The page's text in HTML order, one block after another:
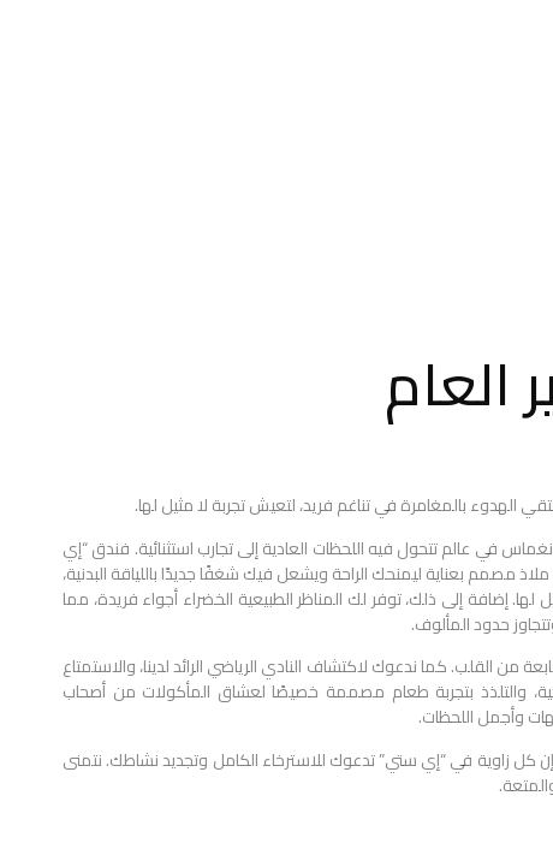
العام
الهدوء بالمغامرة في تناغم فريد، لتعيش تجربة لا مثيل لها.
في عالم تتحول فيه اللحظات العادية إلى تجارب استثنائية. فندق “إي
مصمم بعناية ليمنحك الراحة ويشعل فيك شغفًا جديدًا باللياقة البدنية،
لها. إضافة إلى ذلك، توفر لك المناظر الطبيعية الخضراء أجواء فريدة، مما
حدود المألوف.
القلب. كما ندعوك لاكتشاف النادي الرياضي الرائد لدينا، والاستمتاع
والتلذذ بتجربة طعام مصممة خصيصًا لعشاق المأكولات من أصحاب
وأجمل اللحظات.
كل زاوية في “إي ستي” تدعوك للاسترخاء الكامل وتجديد نشاطك. نتمنى